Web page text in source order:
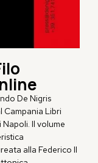
De Nigris
Campania Libri
Il volume
alla Federico II